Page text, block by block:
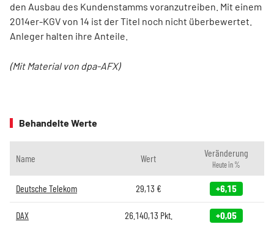
den Ausbau des Kundenstamms voranzutreiben. Mit einem
2014er-KGV von 14 ist der Titel noch nicht überbewertet.
Anleger halten ihre Anteile.
(Mit Material von dpa-AFX)
Behandelte Werte
Name Wert Veränderung
Heute in %
Deutsche Telekom 29,13 € +6,15
DAX 26.140,13 Pkt. +0,05